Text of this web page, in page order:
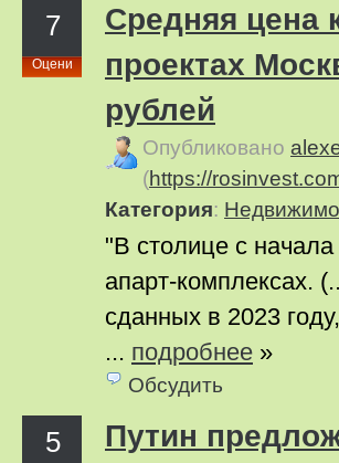
7
Оцени
Средняя цена
проектах
рублей
Опубликовано
(https://
Категория:
"В столице с
апарт-комплексах.
сданных в 2023
... подробнее »
Обсудить
5
Путин